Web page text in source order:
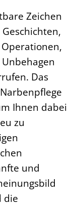
Zeichen
Das
Ihnen dabei
zu
und
die